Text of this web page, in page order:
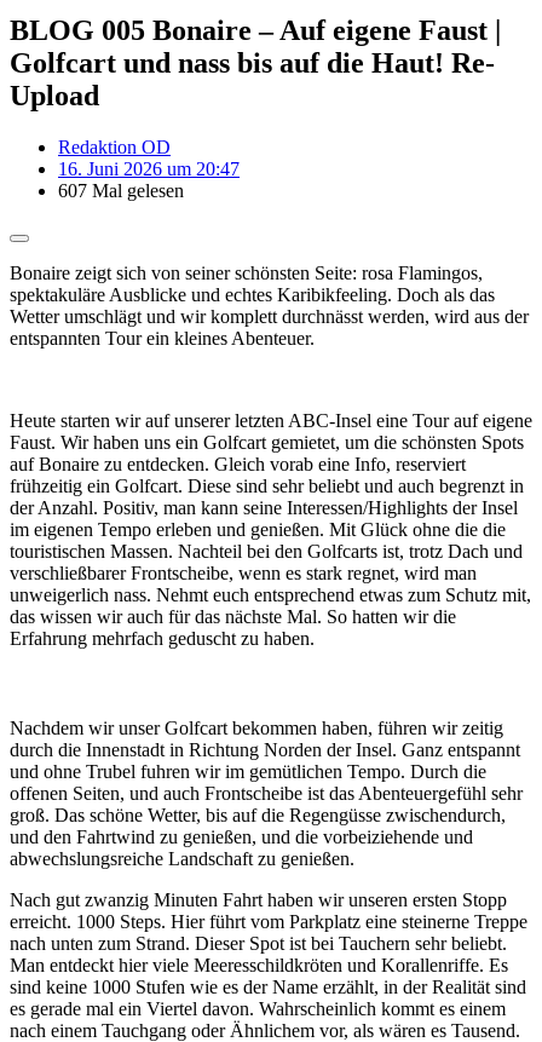
BLOG 005 Bonaire – Auf eigene Faust |
Golfcart und nass bis auf die Haut! Re-
Upload
Redaktion OD
16. Juni 2026 um 20:47
607 Mal gelesen
Bonaire zeigt sich von seiner schönsten Seite: rosa Flamingos,
spektakuläre Ausblicke und echtes Karibikfeeling. Doch als das
Wetter umschlägt und wir komplett durchnässt werden, wird aus der
entspannten Tour ein kleines Abenteuer.
Heute starten wir auf unserer letzten ABC-Insel eine Tour auf eigene
Faust. Wir haben uns ein Golfcart gemietet, um die schönsten Spots
auf Bonaire zu entdecken. Gleich vorab eine Info, reserviert
frühzeitig ein Golfcart. Diese sind sehr beliebt und auch begrenzt in
der Anzahl. Positiv, man kann seine Interessen/Highlights der Insel
im eigenen Tempo erleben und genießen. Mit Glück ohne die die
touristischen Massen. Nachteil bei den Golfcarts ist, trotz Dach und
verschließbarer Frontscheibe, wenn es stark regnet, wird man
unweigerlich nass. Nehmt euch entsprechend etwas zum Schutz mit,
das wissen wir auch für das nächste Mal. So hatten wir die
Erfahrung mehrfach geduscht zu haben.
Nachdem wir unser Golfcart bekommen haben, führen wir zeitig
durch die Innenstadt in Richtung Norden der Insel. Ganz entspannt
und ohne Trubel fuhren wir im gemütlichen Tempo. Durch die
offenen Seiten, und auch Frontscheibe ist das Abenteuergefühl sehr
groß. Das schöne Wetter, bis auf die Regengüsse zwischendurch,
und den Fahrtwind zu genießen, und die vorbeiziehende und
abwechslungsreiche Landschaft zu genießen.
Nach gut zwanzig Minuten Fahrt haben wir unseren ersten Stopp
erreicht. 1000 Steps. Hier führt vom Parkplatz eine steinerne Treppe
nach unten zum Strand. Dieser Spot ist bei Tauchern sehr beliebt.
Man entdeckt hier viele Meeresschildkröten und Korallenriffe. Es
sind keine 1000 Stufen wie es der Name erzählt, in der Realität sind
es gerade mal ein Viertel davon. Wahrscheinlich kommt es einem
nach einem Tauchgang oder Ähnlichem vor, als wären es Tausend.